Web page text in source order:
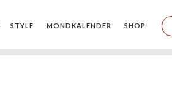
STYLE MONDKALENDER SHOP